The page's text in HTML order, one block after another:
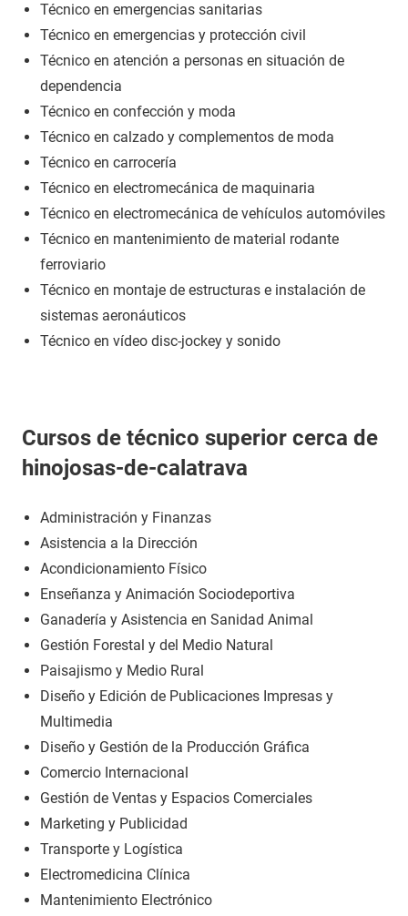
Técnico en emergencias sanitarias
Técnico en emergencias y protección civil
Técnico en atención a personas en situación de
dependencia
Técnico en confección y moda
Técnico en calzado y complementos de moda
Técnico en carrocería
Técnico en electromecánica de maquinaria
Técnico en electromecánica de vehículos automóviles
Técnico en mantenimiento de material rodante
ferroviario
Técnico en montaje de estructuras e instalación de
sistemas aeronáuticos
Técnico en vídeo disc-jockey y sonido
Cursos de técnico superior cerca de
hinojosas-de-calatrava
Administración y Finanzas
Asistencia a la Dirección
Acondicionamiento Físico
Enseñanza y Animación Sociodeportiva
Ganadería y Asistencia en Sanidad Animal
Gestión Forestal y del Medio Natural
Paisajismo y Medio Rural
Diseño y Edición de Publicaciones Impresas y
Multimedia
Diseño y Gestión de la Producción Gráfica
Comercio Internacional
Gestión de Ventas y Espacios Comerciales
Marketing y Publicidad
Transporte y Logística
Electromedicina Clínica
Mantenimiento Electrónico